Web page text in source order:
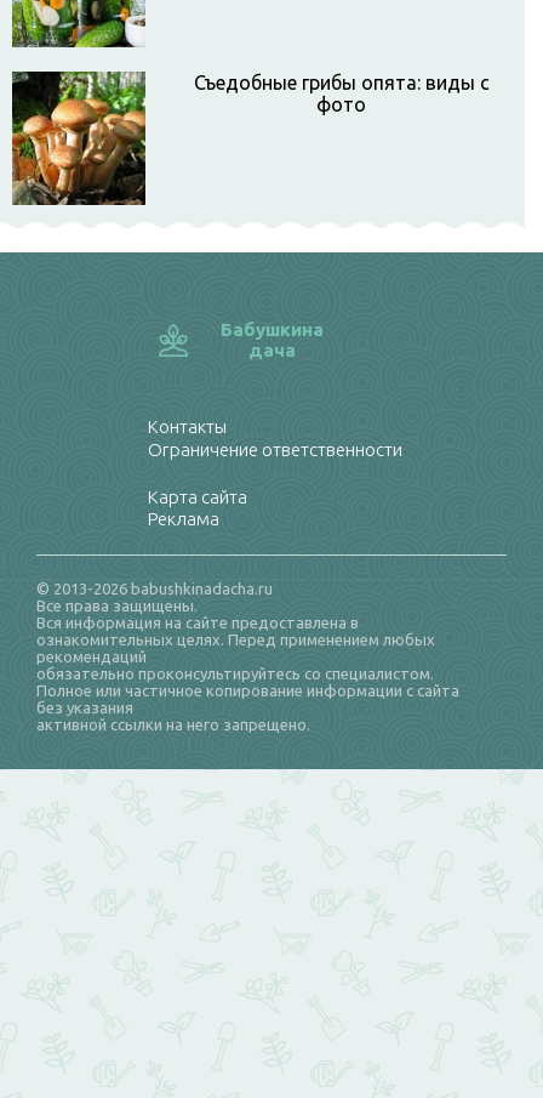
Съедобные грибы опята: виды с
фото
Бабушкина
дача
Контакты
Ограничение ответственности
Карта сайта
Реклама
© 2013-2026 babushkinadacha.ru
Все права защищены.
Вся информация на сайте предоставлена в
ознакомительных целях. Перед применением любых
рекомендаций
обязательно проконсультируйтесь со специалистом.
Полное или частичное копирование информации с сайта
без указания
активной ссылки на него запрещено.